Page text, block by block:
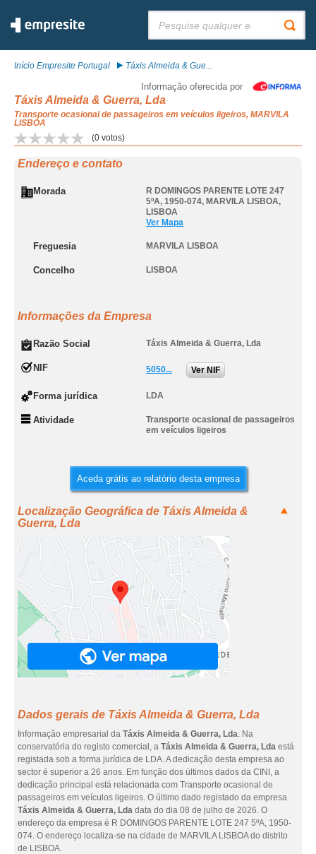
Início Empresite Portugal Táxis Almeida & Gue...
Informação oferecida por
Táxis Almeida & Guerra, Lda
Transporte ocasional de passageiros em veículos ligeiros, MARVILA
LISBOA
(0 votos)
Endereço e contato
Morada
R DOMINGOS PARENTE LOTE 247
5ºA, 1950-074, MARVILA LISBOA,
LISBOA
Ver Mapa
Freguesia MARVILA LISBOA
Concelho LISBOA
Informações da Empresa
Razão Social Táxis Almeida & Guerra, Lda
NIF 5050... Ver NIF
Forma jurídica LDA
Atividade
Transporte ocasional de passageiros
em veículos ligeiros
Aceda grátis ao relatório desta empresa
Localização Geográfica de Táxis Almeida &
Guerra, Lda
Dados gerais de Táxis Almeida & Guerra, Lda
Informação empresarial da Táxis Almeida & Guerra, Lda. Na
conservatória do registo comercial, a Táxis Almeida & Guerra, Lda está
registada sob a forma jurídica de LDA. A dedicação desta empresa ao
sector é superior a 26 anos. Em função dos últimos dados da CINI, a
dedicação principal está relacionada com Transporte ocasional de
passageiros em veículos ligeiros. O último dado registado da empresa
Táxis Almeida & Guerra, Lda data do dia 08 de julho de 2026. O
endereço da empresa é R DOMINGOS PARENTE LOTE 247 5ºA, 1950-
074. O endereço localiza-se na cidade de MARVILA LISBOA do distrito
de LISBOA.